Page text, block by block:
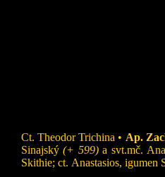
Ct. Theodor Trichina • Ap.
Sinajský(+ 599)a svt.mč.
Skithie; ct. Anastasios, igumen